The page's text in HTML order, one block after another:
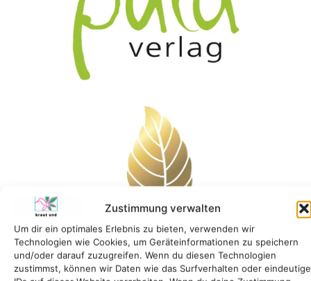
Zustimmung verwalten
Um dir ein optimales Erlebnis zu bieten, verwenden wir
Technologien wie Cookies, um Geräteinformationen zu speichern
und/oder darauf zuzugreifen. Wenn du diesen Technologien
zustimmst, können wir Daten wie das Surfverhalten oder eindeutige